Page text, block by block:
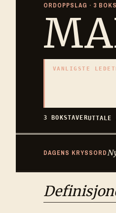
ORDOPPSLAG · 3
VANLIGSTE
3 BOKSTAVERUTTALE
DAGENS KRYSSORD